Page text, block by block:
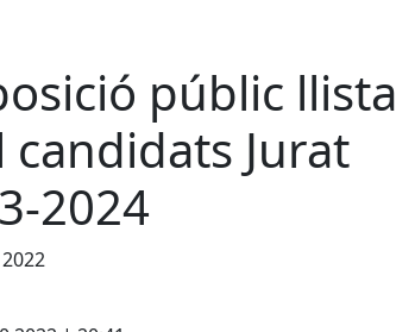
públic llista
Jurat
2024